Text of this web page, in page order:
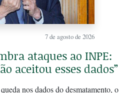
7 de agosto de 2026
ataques ao INPE:
aceitou esses dados”
nos dados do desmatamento, o